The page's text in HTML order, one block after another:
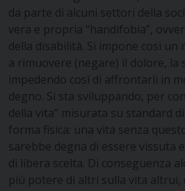
da parte di alcuni settori della
vera e propria “handifobia”,
della disabilità. Si impone così
a rimuovere (negare) il dolore, la
impedendo così di affrontarli in
degno. Si sta sviluppando, per
della vita” misurata su standard
forma fisica: una vita senza
sarebbe degna di essere vissuta
di libera scelta. Di conseguenza
più potere di altri sulla vita altrui,